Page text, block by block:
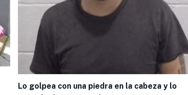
Lo golpea con una piedra en la cabeza y lo